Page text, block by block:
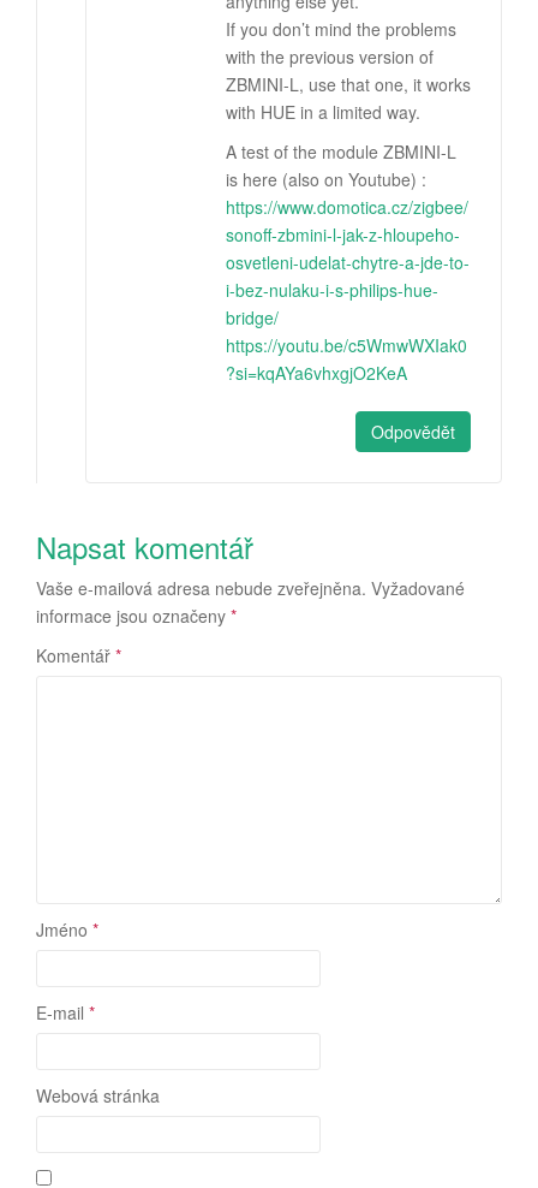
If you don’t mind the problems
with the previous version of
ZBMINI-L, use that one, it works
with HUE in a limited way.
A test of the module ZBMINI-L
is here (also on Youtube) :
https://www.domotica.cz/zigbee/
sonoff-zbmini-l-jak-z-hloupeho-
osvetleni-udelat-chytre-a-jde-to-
i-bez-nulaku-i-s-philips-hue-
bridge/
https://youtu.be/c5WmwWXIak0
?si=kqAYa6vhxgjO2KeA
Odpovědět
Napsat komentář
Vaše e-mailová adresa nebude zveřejněna. Vyžadované
informace jsou označeny *
Komentář *
Jméno *
E-mail *
Webová stránka